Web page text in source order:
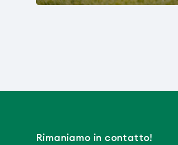
Rimaniamo in contatto!